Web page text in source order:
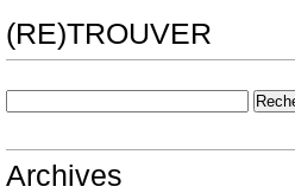
(RE)TROUVER
Archives